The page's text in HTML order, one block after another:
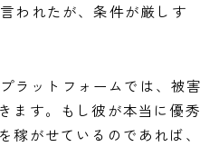
われたが、条件が厳しす
ラットフォームでは、被害
ます。もし彼が本当に優秀
稼がせているのであれば、